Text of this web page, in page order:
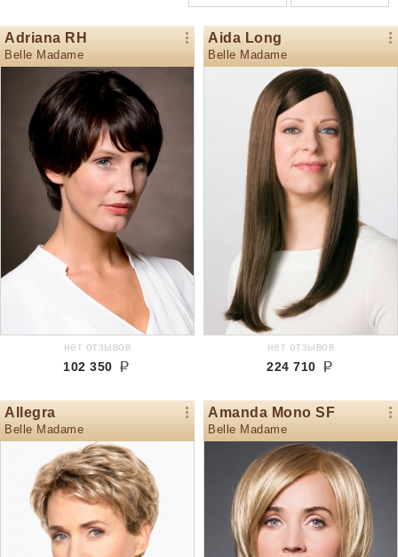
Adriana RH
Belle Madame
нет отзывов
102 350
Aida Long
Belle Madame
нет отзывов
224 710
Allegra
Belle Madame
Amanda Mono SF
Belle Madame